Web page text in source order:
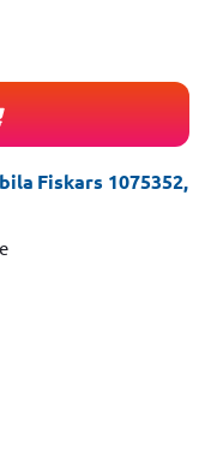
Fiskars 1075352,